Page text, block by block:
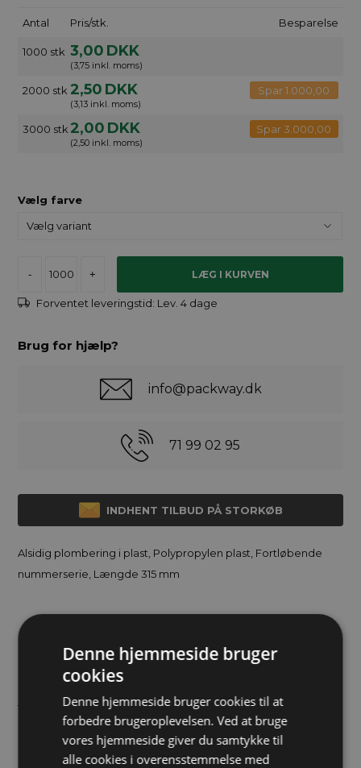
Antal Pris/stk. Besparelse
1000 stk 3,00 DKK
(3,75 inkl. moms)
2000 stk 2,50 DKK
(3,13 inkl. moms)
Spar 1.000,00
3000 stk2,00 DKK
(2,50 inkl. moms)
Spar 3.000,00
Vælg farve
- +
Forventet leveringstid: Lev. 4 dage
Brug for hjælp?
info@packway.dk
71 99 02 95
INDHENT TILBUD PÅ STORKØB
Alsidig plombering i plast, Polypropylen plast, Fortløbende
nummerserie, Længde 315 mm
en lav brudstyrke er påkrævet. Velegnet som plombe til
branddøre, plombe til brandslukker samt som plombe til
førstehjælpskasser og lignende. Plombens metallås sikrer at
plomben holdes stramt lukket omkring applikationen. Plast
plomben er 315 mm lang og 2 mm tyk og har en brudstyrke på
Denne hjemmeside bruger
cookies
Denne hjemmeside bruger cookies til at
forbedre brugeroplevelsen. Ved at bruge
vores hjemmeside giver du samtykke til
alle cookies i overensstemmelse med